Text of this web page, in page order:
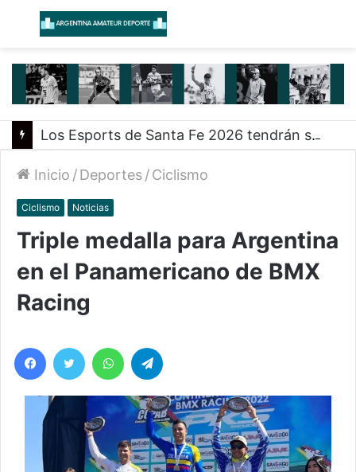
Menú
Los Esports de Santa Fe 2026 tendrán su primer evento presencial en Rosario
Inicio /Deportes/Ciclismo
Ciclismo Noticias
Triple medalla para Argentina
en el Panamericano de BMX
Racing
Facebook
Twitter WhatsApp